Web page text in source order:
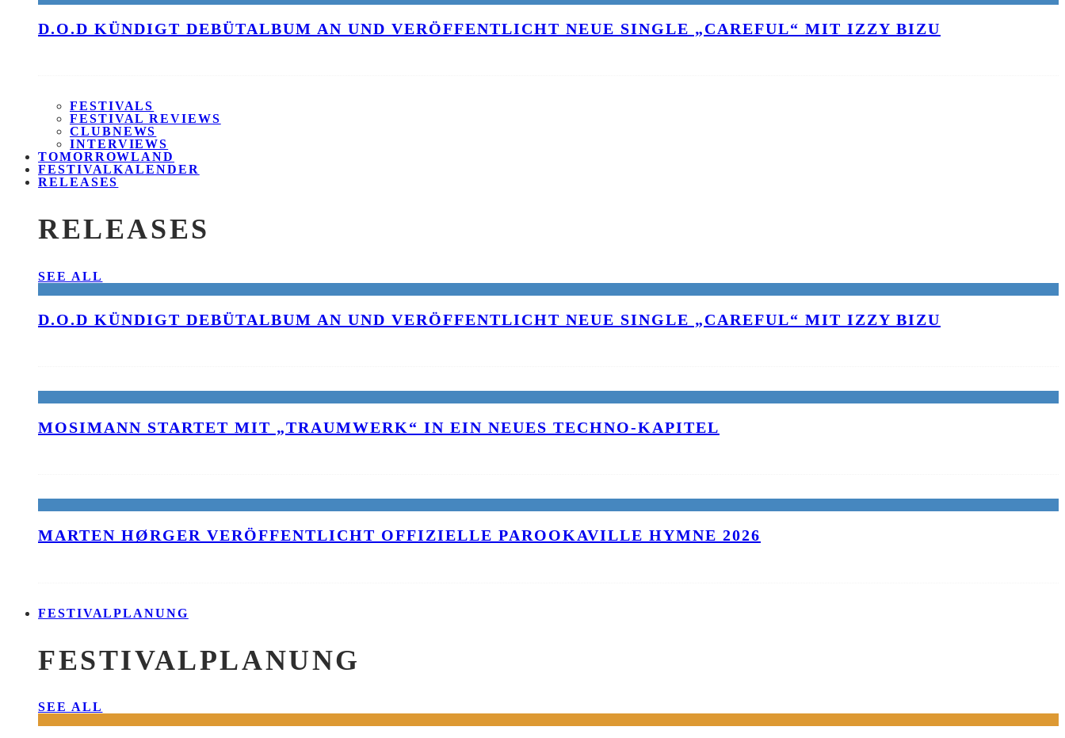
D.O.D KÜNDIGT DEBÜTALBUM AN UND VERÖFFENTLICHT NEUE SINGLE „CAREFUL“ MIT IZZY BIZU
FESTIVALS
FESTIVAL REVIEWS
CLUBNEWS
INTERVIEWS
TOMORROWLAND
FESTIVALKALENDER
RELEASES
RELEASES
SEE ALL
D.O.D KÜNDIGT DEBÜTALBUM AN UND VERÖFFENTLICHT NEUE SINGLE „CAREFUL“ MIT IZZY BIZU
MOSIMANN STARTET MIT „TRAUMWERK“ IN EIN NEUES TECHNO-KAPITEL
MARTEN HØRGER VERÖFFENTLICHT OFFIZIELLE PAROOKAVILLE HYMNE 2026
FESTIVALPLANUNG
FESTIVALPLANUNG
SEE ALL